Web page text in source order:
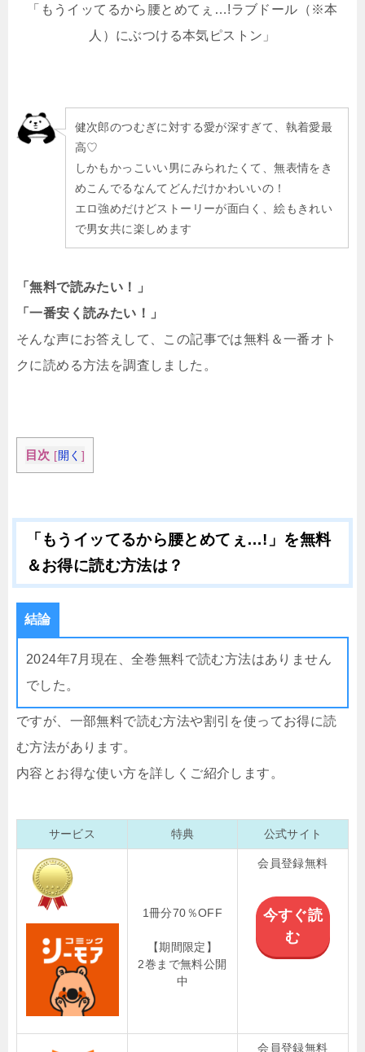
「もうイッてるから腰とめてぇ…!ラブドール（※本
人）にぶつける本気ピストン」
健次郎のつむぎに対する愛が深すぎて、執着愛最
高♡
しかもかっこいい男にみられたくて、無表情をき
めこんでるなんてどんだけかわいいの！
エロ強めだけどストーリーが面白く、絵もきれい
で男女共に楽しめます
「無料で読みたい！」
「一番安く読みたい！」
そんな声にお答えして、この記事では無料＆一番オト
クに読める方法を調査しました。
目次 [開く ]
「もうイッてるから腰とめてぇ…!」を無料
＆お得に読む方法は？
結論
2024年7月現在、全巻無料で読む方法はありません
でした。
ですが、一部無料で読む方法や割引を使ってお得に読
む方法があります。
内容とお得な使い方を詳しくご紹介します。
サービス 特典 公式サイト
1冊分70％OFF
【期間限定】
2巻まで無料公開
中
会員登録無料
今すぐ読
む
会員登録無料